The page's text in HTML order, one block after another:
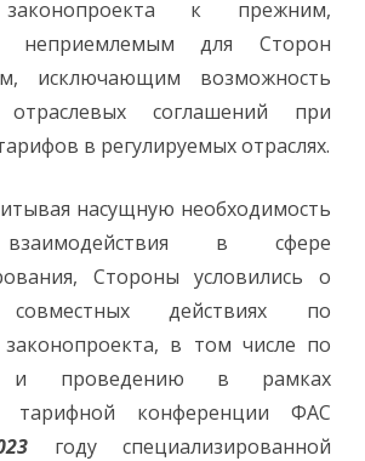
к прежним,
неприемлемым для Сторон
исключающим возможность
соглашений при
в регулируемых отраслях.
насущную необходимость
взаимодействия в сфере
Стороны условились о
совместных действиях по
в том числе по
и проведению в рамках
тарифной конференции ФАС
году специализированной